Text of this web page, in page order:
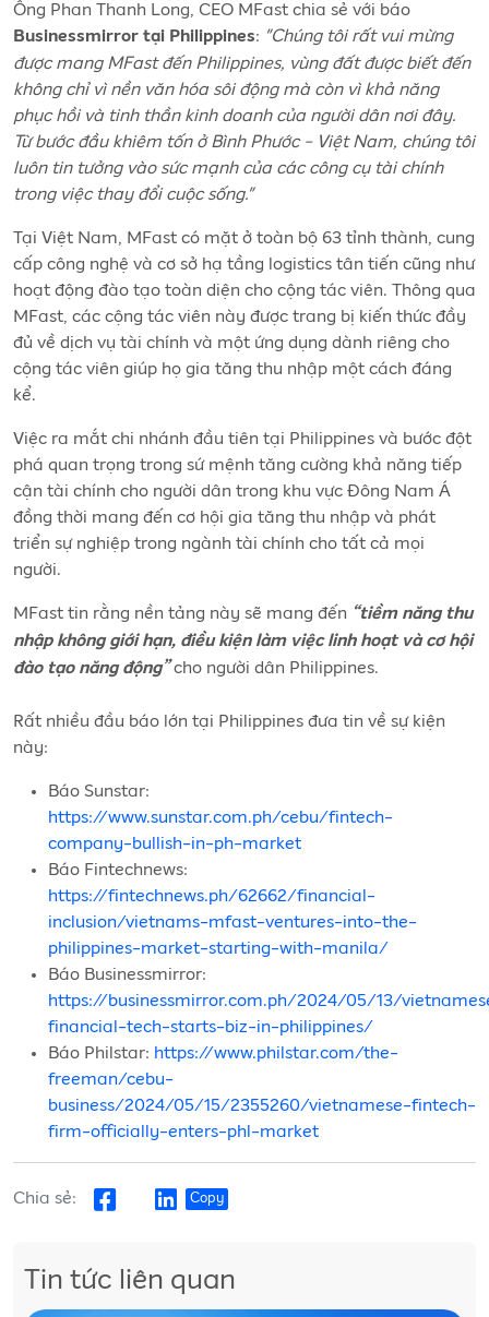
Ông Phan Thanh Long, CEO MFast chia sẻ với báo
Businessmirror tại Philippines: "Chúng tôi rất vui mừng
được mang MFast đến Philippines, vùng đất được biết đến
không chỉ vì nền văn hóa sôi động mà còn vì khả năng
phục hồi và tinh thần kinh doanh của người dân nơi đây.
Từ bước đầu khiêm tốn ở Bình Phước - Việt Nam, chúng tôi
luôn tin tưởng vào sức mạnh của các công cụ tài chính
trong việc thay đổi cuộc sống."
Tại Việt Nam, MFast có mặt ở toàn bộ 63 tỉnh thành, cung
cấp công nghệ và cơ sở hạ tầng logistics tân tiến cũng như
hoạt động đào tạo toàn diện cho cộng tác viên. Thông qua
MFast, các cộng tác viên này được trang bị kiến thức đầy
đủ về dịch vụ tài chính và một ứng dụng dành riêng cho
cộng tác viên giúp họ gia tăng thu nhập một cách đáng
kể.
Việc ra mắt chi nhánh đầu tiên tại Philippines và bước đột
phá quan trọng trong sứ mệnh tăng cường khả năng tiếp
cận tài chính cho người dân trong khu vực Đông Nam Á
đồng thời mang đến cơ hội gia tăng thu nhập và phát
triển sự nghiệp trong ngành tài chính cho tất cả mọi
người.
MFast tin rằng nền tảng này sẽ mang đến “tiềm năng thu
nhập không giới hạn, điều kiện làm việc linh hoạt và cơ hội
đào tạo năng động”cho người dân Philippines.
Rất nhiều đầu báo lớn tại Philippines đưa tin về sự kiện
này:
Báo Sunstar:
https://www.sunstar.com.ph/cebu/fintech-
company-bullish-in-ph-market
Báo Fintechnews:
https://fintechnews.ph/62662/financial-
inclusion/vietnams-mfast-ventures-into-the-
philippines-market-starting-with-manila/
Báo Businessmirror:
https://businessmirror.com.ph/2024/05/13/
financial-tech-starts-biz-in-philippines/
Báo Philstar: https://www.philstar.com/the-
freeman/cebu-
business/2024/05/15/2355260/vietnamese-fintech-
firm-officially-enters-phl-market
Chia sẻ: Copy
Tin tức liên quan